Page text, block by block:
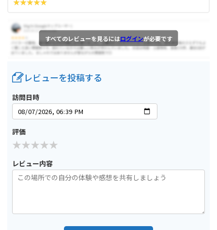
すべてのレビューを見るにはログインが必要です
レビューを投稿する
訪問日時
評価
レビュー内容